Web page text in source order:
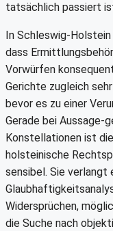
tatsächlich passiert
In Schleswig-
dass
Vorwürfen
Gerichte zugleich
bevor es zu einer
Gerade bei Aussage-
Konstellationen ist
holsteinische
sensibel. Sie verlangt
Widersprüchen,
die Suche nach